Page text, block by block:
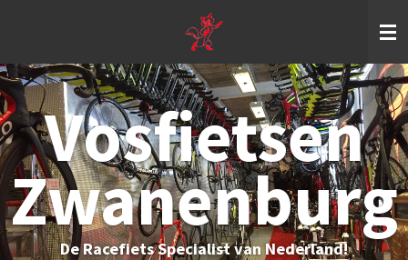
de
hoofdinhoud
Vosfietsen
Zwanenburg
De Racefiets Specialist van Nederland!